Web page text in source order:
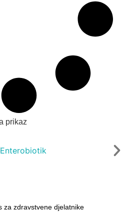
prikaz
za zdravstvene djelatnike